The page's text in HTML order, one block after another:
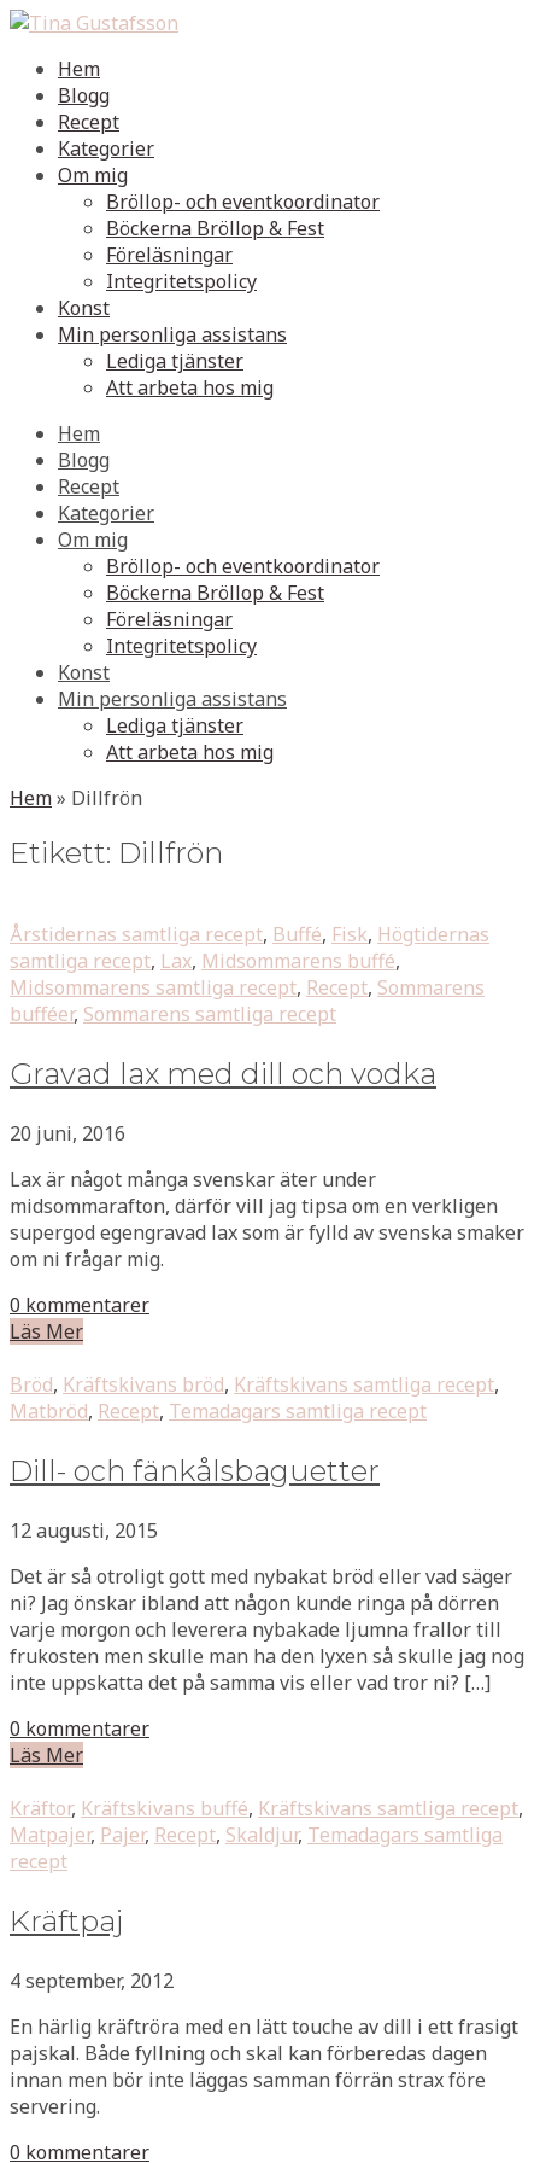
Hem
Blogg
Recept
Kategorier
Om mig
Bröllop- och eventkoordinator
Böckerna Bröllop & Fest
Föreläsningar
Integritetspolicy
Konst
Min personliga assistans
Lediga tjänster
Att arbeta hos mig
Hem
Blogg
Recept
Kategorier
Om mig
Bröllop- och eventkoordinator
Böckerna Bröllop & Fest
Föreläsningar
Integritetspolicy
Konst
Min personliga assistans
Lediga tjänster
Att arbeta hos mig
Hem» Dillfrön
Etikett: Dillfrön
Årstidernas samtliga recept, Buffé, Fisk, Högtidernas
samtliga recept, Lax, Midsommarens buffé,
Midsommarens samtliga recept, Recept, Sommarens
bufféer, Sommarens samtliga recept
Gravad lax med dill och vodka
20 juni, 2016
Lax är något många svenskar äter under
midsommarafton, därför vill jag tipsa om en verkligen
supergod egengravad lax som är fylld av svenska smaker
om ni frågar mig.
0 kommentarer
Läs Mer
Bröd, Kräftskivans bröd, Kräftskivans samtliga recept,
Matbröd, Recept, Temadagars samtliga recept
Dill- och fänkålsbaguetter
12 augusti, 2015
Det är så otroligt gott med nybakat bröd eller vad säger
ni? Jag önskar ibland att någon kunde ringa på dörren
varje morgon och leverera nybakade ljumna frallor till
frukosten men skulle man ha den lyxen så skulle jag nog
inte uppskatta det på samma vis eller vad tror ni? […]
0 kommentarer
Läs Mer
Kräftor, Kräftskivans buffé, Kräftskivans samtliga recept,
Matpajer, Pajer, Recept, Skaldjur, Temadagars samtliga
recept
Kräftpaj
4 september, 2012
En härlig kräftröra med en lätt touche av dill i ett frasigt
pajskal. Både fyllning och skal kan förberedas dagen
innan men bör inte läggas samman förrän strax före
servering.
0 kommentarer